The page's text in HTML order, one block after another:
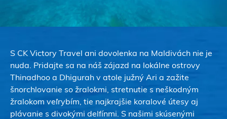
S CK Victory Travel ani dovolenka na Maldivách nie je
nuda. Pridajte sa na náš zájazd na lokálne ostrovy
Thinadhoo a Dhigurah v atole južný Ari a zažite
šnorchlovanie so žralokmi, stretnutie s neškodným
žralokom veľrybím, tie najkrajšie koralové útesy aj
plávanie s divokými delfínmi. S našimi skúsenými